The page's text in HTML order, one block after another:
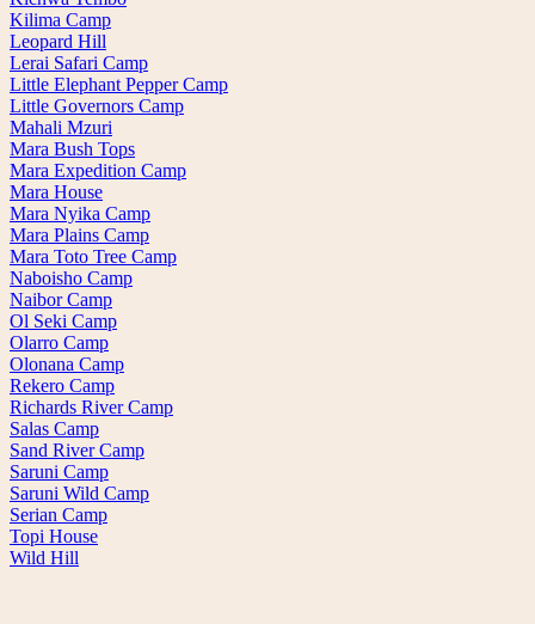
Kilima Camp
Leopard Hill
Lerai Safari Camp
Little Elephant Pepper Camp
Little Governors Camp
Mahali Mzuri
Mara Bush Tops
Mara Expedition Camp
Mara House
Mara Nyika Camp
Mara Plains Camp
Mara Toto Tree Camp
Naboisho Camp
Naibor Camp
Ol Seki Camp
Olarro Camp
Olonana Camp
Rekero Camp
Richards River Camp
Salas Camp
Sand River Camp
Saruni Camp
Saruni Wild Camp
Serian Camp
Topi House
Wild Hill